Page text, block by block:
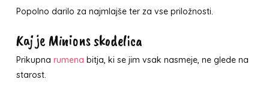
Popolno darilo za najmlajše ter za vse priložnosti.
Kaj je Minions skodelica
Prikupna rumena bitja, ki se jim vsak nasmeje, ne glede na
starost.